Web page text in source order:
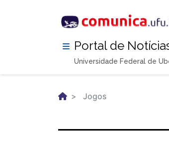
Portal de
Universidade Federal de
Jogos